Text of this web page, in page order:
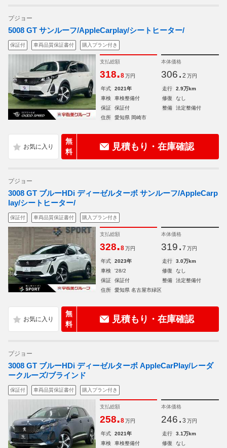
プジョー
5008 GT サンルーフ/AppleCarplay/シートヒーター/
保証付 車両品質保証書付 購入プラン付き
支払総額
318.8 万円
本体価格
306. 2 万円
年式 2021年 走行
2.9万km
車検
車検整備付 修復
なし
保証
保証付 整備
法定整備付
住所
愛知県 岡崎市
無
料
見積もり・在庫確認
プジョー
3008 GT ブルーHDi ディーゼルターボ サンルーフ/AppleCarp
lay/シートヒーター/
保証付 車両品質保証書付 購入プラン付き
支払総額
328.8 万円
本体価格
319. 7 万円
年式 2023年 走行
3.0万km
車検
'28/2 修復
なし
保証
保証付 整備
法定整備付
住所
愛知県 名古屋市緑区
無
料
見積もり・在庫確認
プジョー
3008 GT ブルーHDi ディーゼルターボ AppleCarPlay/レーダ
ークルーズ/ブラインド
保証付 車両品質保証書付 購入プラン付き
支払総額
258.8 万円
本体価格
246. 3 万円
年式 2021年 走行
3.1万km
車検
車検整備付 修復
なし